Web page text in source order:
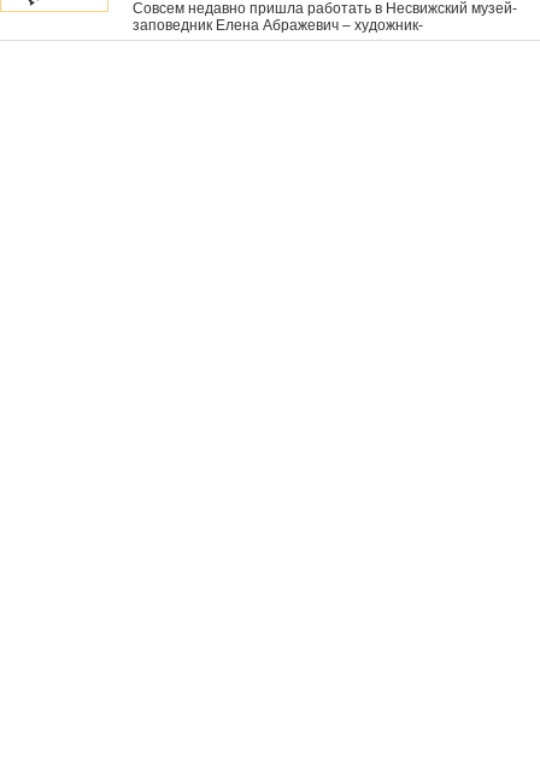
Совсем недавно пришла работать в Несвижский музей-
заповедник Елена Абражевич – художник-